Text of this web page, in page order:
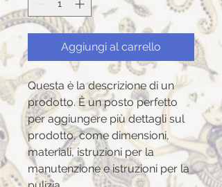
Aggiungi al carrello
Questa è la descrizione di un
prodotto. È un posto perfetto
per aggiungere più dettagli sul
prodotto, come dimensioni,
materiali, istruzioni per la
manutenzione e istruzioni per la